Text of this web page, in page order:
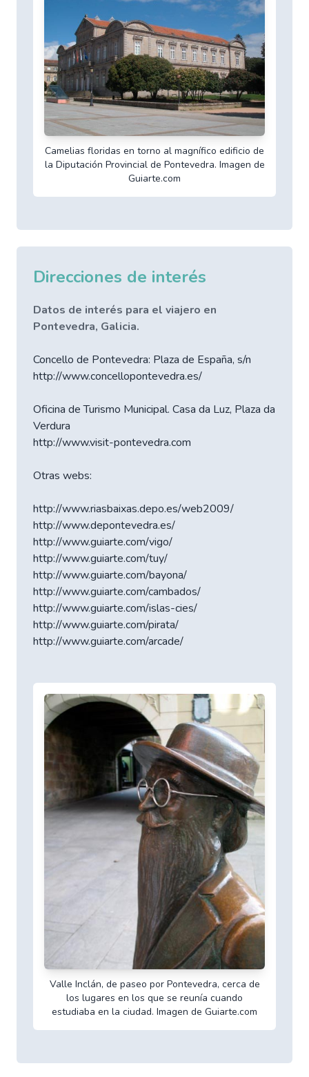
Camelias floridas en torno al magnífico edificio de
la Diputación Provincial de Pontevedra. Imagen de
Guiarte.com
Direcciones de interés
Datos de interés para el viajero en
Pontevedra, Galicia.
Concello de Pontevedra: Plaza de España, s/n
http://www.concellopontevedra.es/
Oficina de Turismo Municipal. Casa da Luz, Plaza da
Verdura
http://www.visit-pontevedra.com
Otras webs:
http://www.riasbaixas.depo.es/web2009/
http://www.depontevedra.es/
http://www.guiarte.com/vigo/
http://www.guiarte.com/tuy/
http://www.guiarte.com/bayona/
http://www.guiarte.com/cambados/
http://www.guiarte.com/islas-cies/
http://www.guiarte.com/pirata/
http://www.guiarte.com/arcade/
Valle Inclán, de paseo por Pontevedra, cerca de
los lugares en los que se reunía cuando
estudiaba en la ciudad. Imagen de Guiarte.com